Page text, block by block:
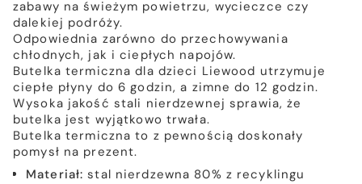
zabawy na świeżym powietrzu, wycieczce czy
dalekiej podróży.
Odpowiednia zarówno do przechowywania
chłodnych, jak i ciepłych napojów.
Butelka termiczna dla dzieci Liewood utrzymuje
ciepłe płyny do 6 godzin, a zimne do 12 godzin.
Wysoka jakość stali nierdzewnej sprawia, że
butelka jest wyjątkowo trwała.
Butelka termiczna to z pewnością doskonały
pomysł na prezent.
Materiał: stal nierdzewna 80% z recyklingu